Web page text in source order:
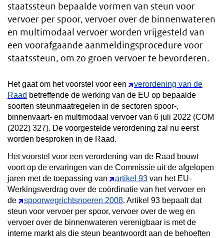
staatssteun bepaalde vormen van steun voor
vervoer per spoor, vervoer over de binnenwateren
en multimodaal vervoer worden vrijgesteld van
een voorafgaande aanmeldingsprocedure voor
staatssteun, om zo groen vervoer te bevorderen.
Het gaat om het voorstel voor een
verordening van de
Raad betreffende de werking van de EU op bepaalde
soorten steunmaatregelen in de sectoren spoor-,
binnenvaart- en multimodaal vervoer van 6 juli 2022 (COM
(2022) 327). De voorgestelde verordening zal nu eerst
worden besproken in de Raad.
Het voorstel voor een verordening van de Raad bouwt
voort op de ervaringen van de Commissie uit de afgelopen
jaren met de toepassing van
artikel 93 van het EU-
Werkingsverdrag over de coördinatie van het vervoer en
de
spoorwegrichtsnoeren 2008. Artikel 93 bepaalt dat
steun voor vervoer per spoor, vervoer over de weg en
vervoer over de binnenwateren verenigbaar is met de
interne markt als die steun beantwoordt aan de behoeften